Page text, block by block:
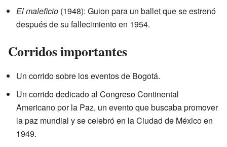
El maleficio (1948): Guion para un ballet que se estrenó
después de su fallecimiento en 1954.
Corridos importantes
Un corrido sobre los eventos de Bogotá.
Un corrido dedicado al Congreso Continental
Americano por la Paz, un evento que buscaba promover
la paz mundial y se celebró en la Ciudad de México en
1949.